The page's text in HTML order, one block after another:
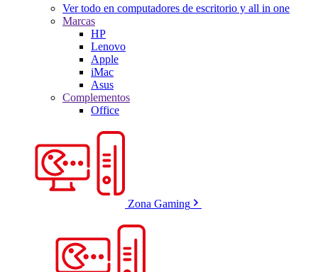
Ver todo en computadores de escritorio y all in one
Marcas
HP
Lenovo
Apple
iMac
Asus
Complementos
Office
Zona Gaming